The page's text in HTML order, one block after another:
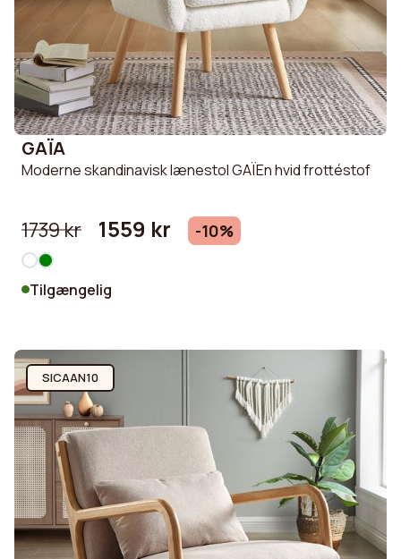
GAÏA
Moderne skandinavisk lænestol GAÏEn hvid frottéstof
1739 kr 1559 kr -10%
Tilgængelig
SICAAN10